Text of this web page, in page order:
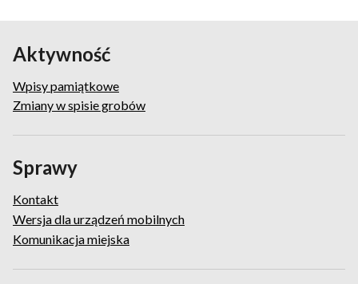
Aktywność
Wpisy pamiątkowe
Zmiany w spisie grobów
Sprawy
Kontakt
Wersja dla urządzeń mobilnych
Komunikacja miejska